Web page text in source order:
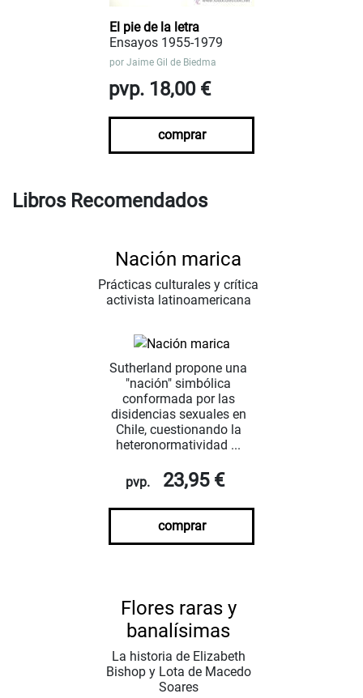
El pie de la letra
Ensayos 1955-1979
por Jaime Gil de Biedma
pvp. 18,00 €
comprar
Libros Recomendados
Nación marica
Prácticas culturales y crítica
activista latinoamericana
Sutherland propone una
"nación" simbólica
conformada por las
disidencias sexuales en
Chile, cuestionando la
heteronormatividad ...
pvp. 23,95 €
comprar
Flores raras y
banalísimas
La historia de Elizabeth
Bishop y Lota de Macedo
Soares